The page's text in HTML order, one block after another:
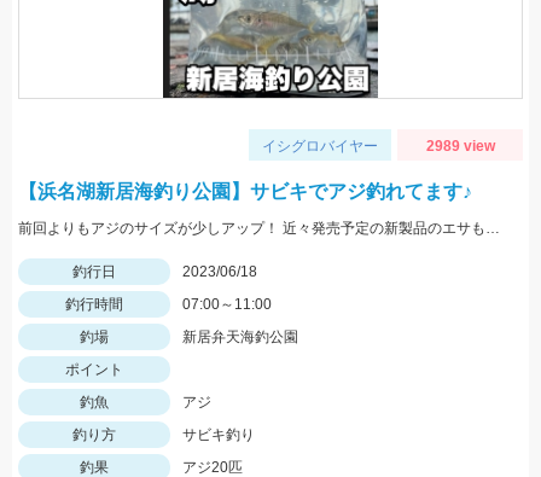
イシグロバイヤー 2989 view
【浜名湖新居海釣り公園】サビキでアジ釣れてます♪
前回よりもアジのサイズが少しアップ！ 近々発売予定の新製品のエサも試してきましたよ！
釣行日
2023/06/18
釣行時間
07:00～11:00
釣場
新居弁天海釣公園
ポイント
釣魚
アジ
釣り方
サビキ釣り
釣果
アジ20匹